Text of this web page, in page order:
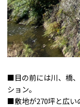
■目の前には川、橋
ション。
■敷地が270坪と広い